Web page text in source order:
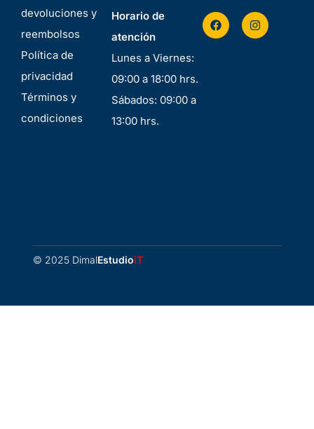
devoluciones y
reembolsos
Política de
privacidad
Términos y
condiciones
Horario de
atención
Lunes a Viernes:
09:00 a 18:00 hrs.
Sábados: 09:00 a
13:00 hrs.
© 2025 DimalEstudioiT